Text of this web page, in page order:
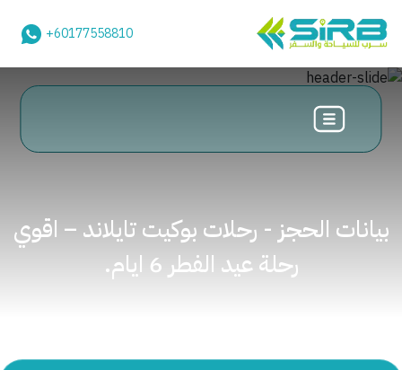
+60177558810
بيانات الحجز - رحلات بوكيت تايلاند – اقوي
رحلة عيد الفطر 6 ايام.